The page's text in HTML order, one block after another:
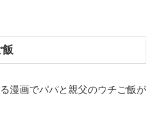
飯
漫画でパパと親父のウチご飯が